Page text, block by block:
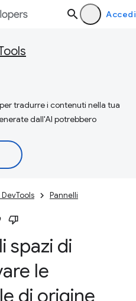
Accedi
tradurre i contenuti nella tua
dall'AI potrebbero
Pannelli
spazi di
le
di origine